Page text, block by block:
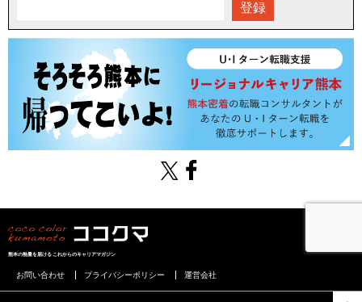
登録
熊本の熱量を届けるこれからのキャリアマガジン
お問い合わせ プライバシーポリシー 運営会社